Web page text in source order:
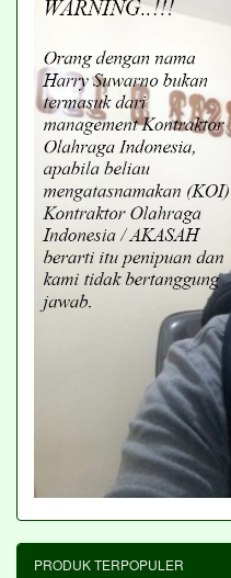
PRODUK TERPOPULER